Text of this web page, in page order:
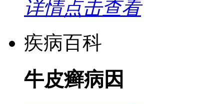
详情点击查看
疾病百科
牛皮癣病因